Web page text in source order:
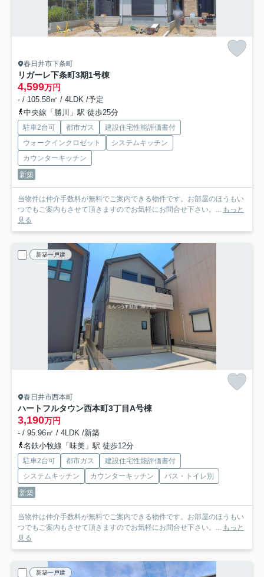
春日井市下条町
リガーレ下条町3期1号棟
4,599万円
- / 105.58㎡ / 4LDK /予定
中央線「勝川」駅 徒歩25分
駐車2台可 都市ガス
建設住宅性能評価書付
ウォークインクロゼット
システムキッチン
カウンターキッチン
新築
当物件は仲介手数料が無料でご案内できる物件です。お部屋のほうもい
つでもご案内もさせて頂きますのでお気軽にお問合せ下さい。... もっと
見る
新築一戸建
春日井市西本町
ハートフルタウン西本町3丁目A号棟
3,190万円
- / 95.96㎡ / 4LDK /新築
名鉄小牧線「味美」駅 徒歩12分
駐車2台可 都市ガス
建設住宅性能評価書付
システムキッチン
カウンターキッチン
バス・トイレ別
新築
当物件は仲介手数料が無料でご案内できる物件です。お部屋のほうもい
つでもご案内もさせて頂きますのでお気軽にお問合せ下さい。... もっと
見る
新築一戸建